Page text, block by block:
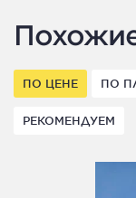
ПО ЦЕНЕ ПО
РЕКОМЕНДУЕМ